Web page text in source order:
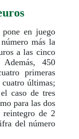
en juego
más la
a las cinco
450
primeras
últimas;
caso de tres
para las dos
de 2
del número